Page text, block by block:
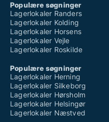
Populære søgninger
Lagerlokaler Randers
Lagerlokaler Kolding
Lagerlokaler Horsens
Lagerlokaler Vejle
Lagerlokaler Roskilde
Populære søgninger
Lagerlokaler Herning
Lagerlokaler Silkeborg
Lagerlokaler Hørsholm
Lagerlokaler Helsingør
Lagerlokaler Næstved